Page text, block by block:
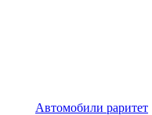
Автомобили раритет